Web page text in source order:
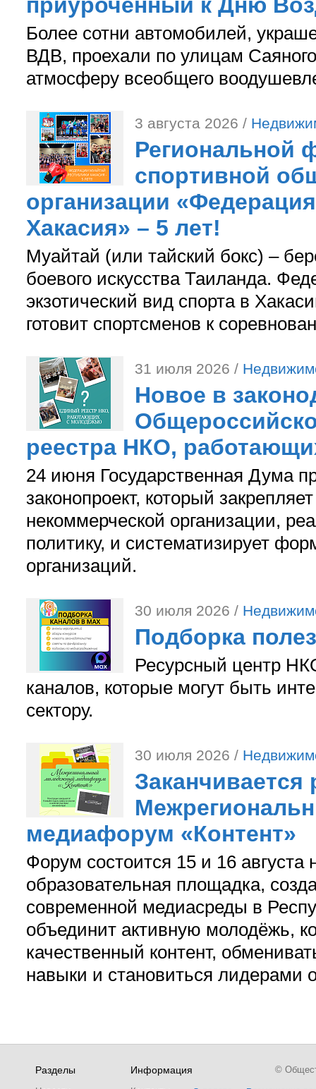
Более сотни автомобилей,
ВДВ, проехали по улицам
атмосферу всеобщего
3 августа 2026 /
Региональной
спортивной
организации
Хакасия» – 5 лет!
Муайтай (или тайский бокс) –
боевого искусства Таиланда.
экзотический вид спорта в
готовит спортсменов к
31 июля 2026 /
Новое в
реестра НКО,
24 июня Государственная Дума
законопроект, который
некоммерческой организации,
политику, и систематизирует
организаций.
30 июля 2026 /
Подборка
Ресурсный центр
каналов, которые могут быть
сектору.
30 июля 2026 /
Заканчивается
медиафорум «Контент»
Форум состоится 15 и 16
образовательная площадка,
современной медиасреды в
объединит активную молодёжь,
качественный контент,
навыки и становиться лидерами
Разделы Информация ©